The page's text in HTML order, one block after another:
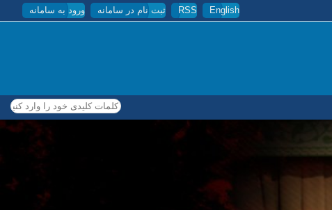
English
RSS ثبت نام در سامانه ورود به سامانه
کلمات کلیدی خود را وارد کنید